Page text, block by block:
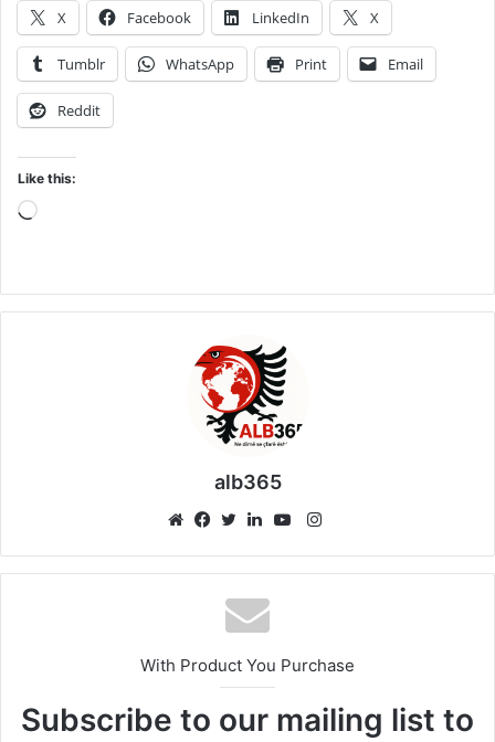
X Facebook LinkedIn X
Tumblr WhatsApp Print Email
Reddit
Like this:
Loading…
alb365
Instagram
With Product You Purchase
Subscribe to our mailing list to